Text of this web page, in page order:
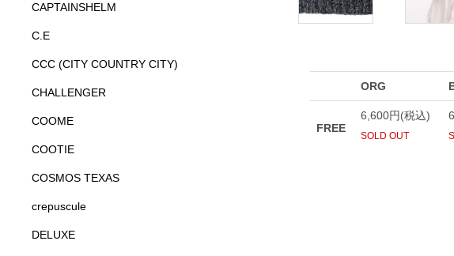
CAPTAINSHELM
C.E
CCC (CITY COUNTRY CITY)
CHALLENGER
COOME
COOTIE
COSMOS TEXAS
crepuscule
DELUXE